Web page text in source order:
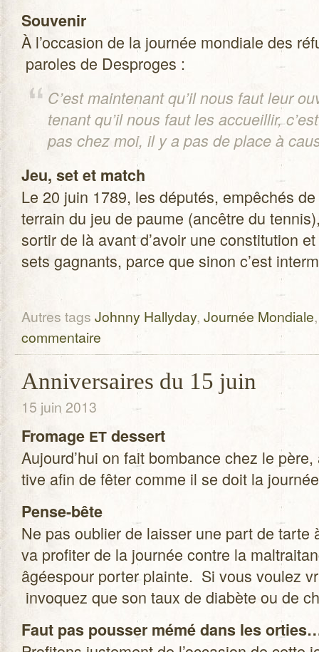
Sou­ve­nir
À l’occasion de la jour­née mon­diale des
paroles de Desproges :
C’est main­te­nant qu’il nous faut leur
te­nant qu’il nous faut les accueillir,
pas chez moi, il y a pas de place à
Jeu, set et match
Le 20 juin 1789, les dépu­tés, empê­chés
ter­rain du jeu de paume (ancêtre du
sor­tir de là avant d’avoir une consti­tu­tion
sets gagnants, parce que sinon c’est
Autres tags Johnny Hallyday, Journée Mondiale
commentaire
Anniversaires du 15 juin
15 juin 2013
Fro­mage ET des­sert
Aujourd’hui on fait bom­bance chez le
tive afin de fêter comme il se doit la
Pense-bête
Ne pas oublier de lais­ser une part de tarte
va pro­fi­ter de la jour­née contre la
âgées­pour por­ter plainte. Si vous vou­lez
invo­quez que son taux de dia­bète ou de
Faut pas pous­ser mémé dans les